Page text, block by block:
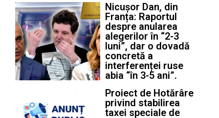
Nicușor Dan, din
Franța: Raportul
despre anularea
alegerilor în “2-3
luni”, dar o dovadă
concretă a
interferenței ruse
abia “în 3-5 ani”.
Proiect de Hotărâre
privind stabilirea
taxei speciale de